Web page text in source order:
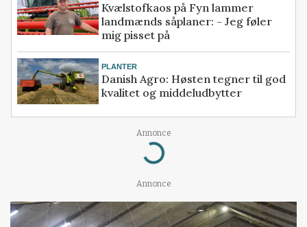
Kvælstofkaos på Fyn lammer
landmænds såplaner: - Jeg føler
mig pisset på
PLANTER
Danish Agro: Høsten tegner til god
kvalitet og middeludbytter
Annonce
Loading...
Annonce